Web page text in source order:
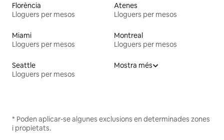
Florència
Lloguers per mesos
Atenes
Lloguers per mesos
Miami
Lloguers per mesos
Montreal
Lloguers per mesos
Seattle
Lloguers per mesos
Mostra més
* Poden aplicar-se algunes exclusions en determinades zones
i propietats.